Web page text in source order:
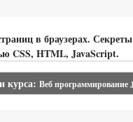
в браузерах.
CSS, HTML, JavaScript.
курса: Веб программирование